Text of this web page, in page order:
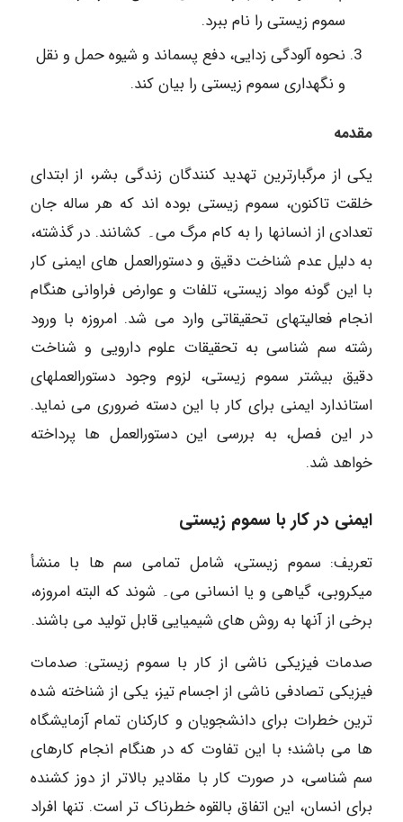
سموم زیستی را نام ببرد.
نحوه آلودگی زدایی، دفع پسماند و شیوه حمل و نقل
و نگهداری سموم زیستی را بیان کند.
مقدمه
یکی از مرگبارترین تهدید کنندگان زندگی بشر، از ابتدای
خلقت تاکنون، سموم زیستی بوده اند که هر ساله جان
تعدادی از انسانها را به کام مرگ می۔ کشانند. در گذشته،
به دلیل عدم شناخت دقیق و دستورالعمل های ایمنی کار
با این گونه مواد زیستی، تلفات و عوارض فراوانی هنگام
انجام فعالیتهای تحقیقاتی وارد می شد. امروزه با ورود
رشته سم شناسی به تحقیقات علوم دارویی و شناخت
دقیق بیشتر سموم زیستی، لزوم وجود دستورالعملهای
استاندارد ایمنی برای کار با این دسته ضروری می نماید.
در این فصل، به بررسی این دستورالعمل ها پرداخته
خواهد شد.
ایمنی در کار با سموم زیستی
تعریف: سموم زیستی، شامل تمامی سم ها با منشأ
میکروبی، گیاهی و یا انسانی می۔ شوند که البته امروزه،
برخی از آنها به روش های شیمیایی قابل تولید می باشند.
صدمات فیزیکی ناشی از کار با سموم زیستی: صدمات
فیزیکی تصادفی ناشی از اجسام تیز، یکی از شناخته شده
ترین خطرات برای دانشجویان و کارکنان تمام آزمایشگاه
ها می باشند؛ با این تفاوت که در هنگام انجام کارهای
سم شناسی، در صورت کار با مقادیر بالاتر از دوز کشنده
برای انسان، این اتفاق بالقوه خطرناک تر است. تنها افراد